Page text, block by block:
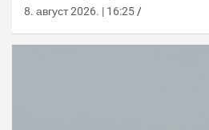
8. август 2026. | 16:25